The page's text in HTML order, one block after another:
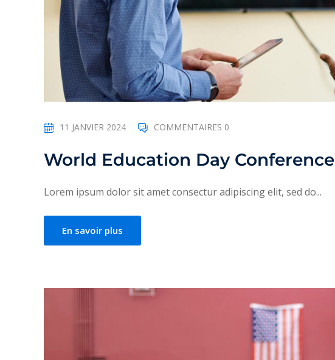
11 JANVIER 2024 COMMENTAIRES 0
World Education Day Conference
Lorem ipsum dolor sit amet consectur adipiscing elit, sed do...
En savoir plus